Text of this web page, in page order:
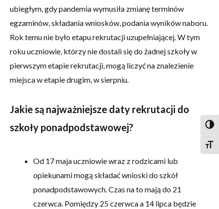
ubiegłym, gdy pandemia wymusiła zmianę terminów
egzaminów, składania wniosków, podania wyników naboru.
Rok temu nie było etapu rekrutacji uzupełniającej. W tym
roku uczniowie, którzy nie dostali się do żadnej szkoły w
pierwszym etapie rekrutacji, mogą liczyć na znalezienie
miejsca w etapie drugim, w sierpniu.
Jakie są najważniejsze daty rekrutacji do
szkoły ponadpodstawowej?
Od 17 maja uczniowie wraz z rodzicami lub
opiekunami mogą składać wnioski do szkół
ponadpodstawowych. Czas na to mają do 21
czerwca. Pomiędzy 25 czerwca a 14 lipca będzie